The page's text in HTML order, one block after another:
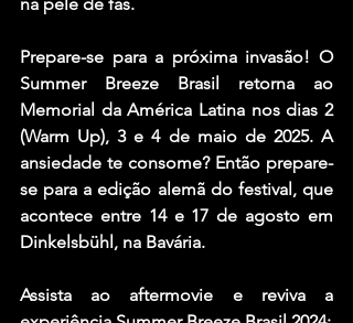
na pele de fãs.
Prepare-se para a próxima invasão! O
Summer Breeze Brasil retorna ao
Memorial da América Latina nos dias 2
(Warm Up), 3 e 4 de maio de 2025. A
ansiedade te consome? Então prepare-
se para a edição alemã do festival, que
acontece entre 14 e 17 de agosto em
Dinkelsbühl, na Bavária.
Assista ao aftermovie e reviva a